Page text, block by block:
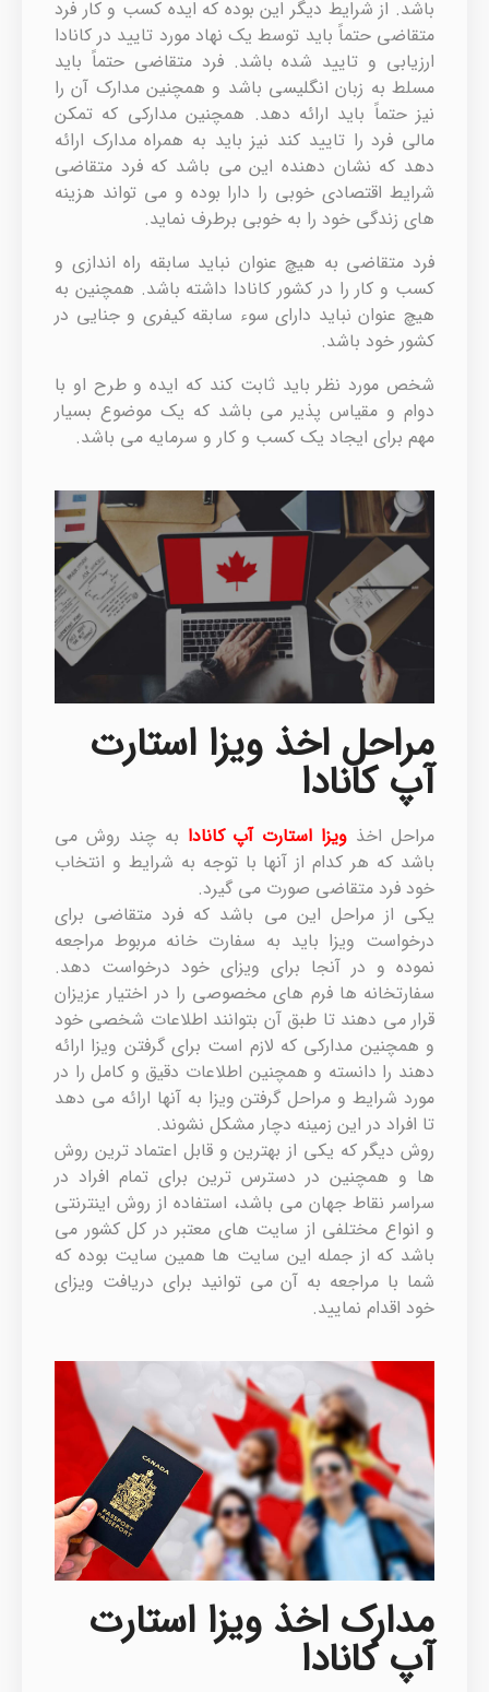
باشد. از شرایط دیگر این بوده که ایده کسب و کار فرد
متقاضی حتماً باید توسط یک نهاد مورد تایید در کانادا
ارزیابی و تایید شده باشد. فرد متقاضی حتماً باید
مسلط به زبان انگلیسی باشد و همچنین مدارک آن را
نیز حتماً باید ارائه دهد. همچنین مدارکی که تمکن
مالی فرد را تایید کند نیز باید به همراه مدارک ارائه
دهد که نشان دهنده این می باشد که فرد متقاضی
شرایط اقتصادی خوبی را دارا بوده و می تواند هزینه
های زندگی خود را به خوبی برطرف نماید.
فرد متقاضی به هیچ عنوان نباید سابقه راه اندازی و
کسب و کار را در کشور کانادا داشته باشد. همچنین به
هیچ عنوان نباید دارای سوء سابقه کیفری و جنایی در
کشور خود باشد.
شخص مورد نظر باید ثابت کند که ایده و طرح او با
دوام و مقیاس پذیر می باشد که یک موضوع بسیار
مهم برای ایجاد یک کسب و کار و سرمایه می باشد.
مراحل اخذ ویزا استارت
آپ کانادا
مراحل اخذ ویزا استارت آپ کانادا به چند روش می
باشد که هر کدام از آنها با توجه به شرایط و انتخاب
خود فرد متقاضی صورت می گیرد.
یکی از مراحل این می باشد که فرد متقاضی برای
درخواست ویزا باید به سفارت خانه مربوط مراجعه
نموده و در آنجا برای ویزای خود درخواست دهد.
سفارتخانه ها فرم های مخصوصی را در اختیار عزیزان
قرار می دهند تا طبق آن بتوانند اطلاعات شخصی خود
و همچنین مدارکی که لازم است برای گرفتن ویزا ارائه
دهند را دانسته و همچنین اطلاعات دقیق و کامل را در
مورد شرایط و مراحل گرفتن ویزا به آنها ارائه می دهد
تا افراد در این زمینه دچار مشکل نشوند.
روش دیگر که یکی از بهترین و قابل اعتماد ترین روش
ها و همچنین در دسترس ‌ترین برای تمام افراد در
سراسر نقاط جهان می باشد، استفاده از روش اینترنتی
و انواع مختلفی از سایت های معتبر در کل کشور می
باشد که از جمله این سایت ها همین سایت بوده که
شما با مراجعه به آن می توانید برای دریافت ویزای
خود اقدام نمایید.
مدارک اخذ ویزا استارت
آپ کانادا